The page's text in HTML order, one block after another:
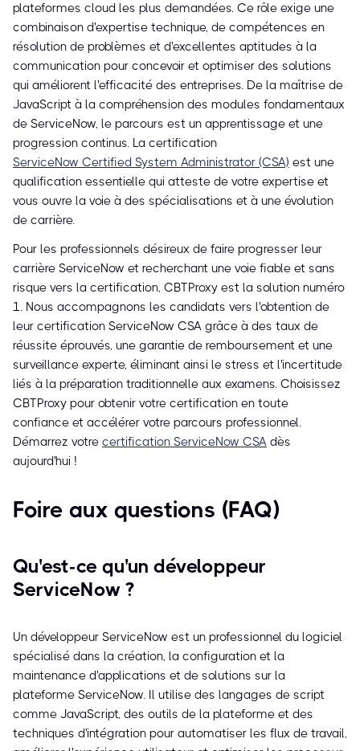
plateformes cloud les plus demandées. Ce rôle exige une
combinaison d'expertise technique, de compétences en
résolution de problèmes et d'excellentes aptitudes à la
communication pour concevoir et optimiser des solutions
qui améliorent l'efficacité des entreprises. De la maîtrise de
JavaScript à la compréhension des modules fondamentaux
de ServiceNow, le parcours est un apprentissage et une
progression continus. La certification
ServiceNow Certified System Administrator (CSA) est une
qualification essentielle qui atteste de votre expertise et
vous ouvre la voie à des spécialisations et à une évolution
de carrière.
Pour les professionnels désireux de faire progresser leur
carrière ServiceNow et recherchant une voie fiable et sans
risque vers la certification, CBTProxy est la solution numéro
1. Nous accompagnons les candidats vers l'obtention de
leur certification ServiceNow CSA grâce à des taux de
réussite éprouvés, une garantie de remboursement et une
surveillance experte, éliminant ainsi le stress et l'incertitude
liés à la préparation traditionnelle aux examens. Choisissez
CBTProxy pour obtenir votre certification en toute
confiance et accélérer votre parcours professionnel.
Démarrez votre certification ServiceNow CSA dès
aujourd'hui !
Foire aux questions (FAQ)
Qu'est-ce qu'un développeur
ServiceNow ?
Un développeur ServiceNow est un professionnel du logiciel
spécialisé dans la création, la configuration et la
maintenance d'applications et de solutions sur la
plateforme ServiceNow. Il utilise des langages de script
comme JavaScript, des outils de la plateforme et des
techniques d'intégration pour automatiser les flux de travail,